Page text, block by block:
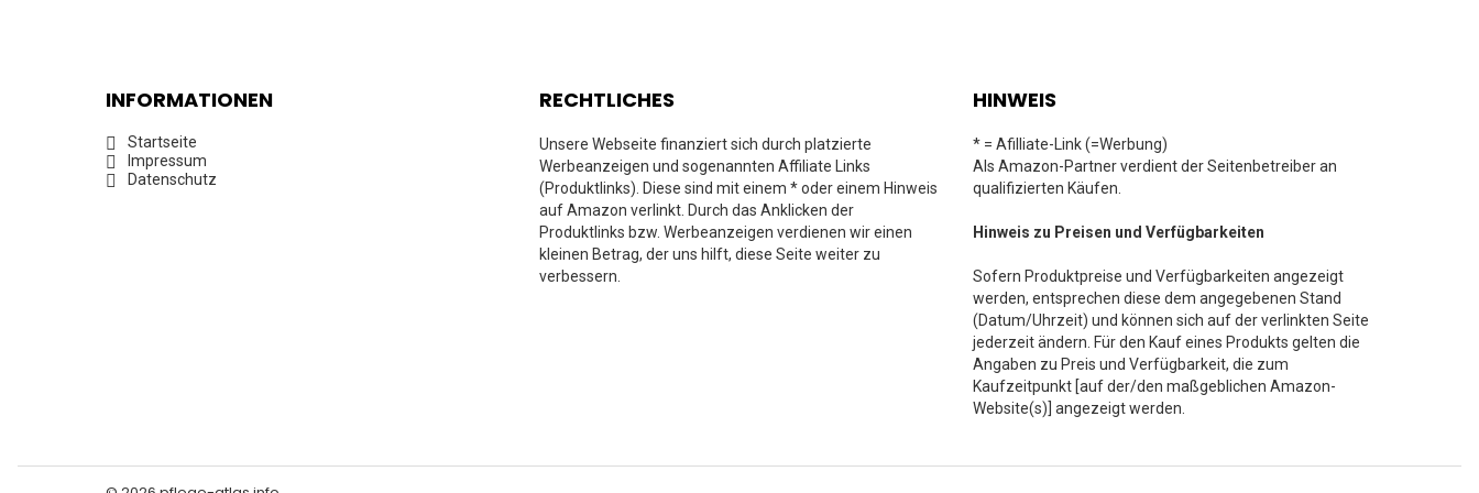
INFORMATIONEN
Startseite
Impressum
Datenschutz
RECHTLICHES
Unsere Webseite finanziert sich durch platzierte
Werbeanzeigen und sogenannten Affiliate Links
(Produktlinks). Diese sind mit einem * oder einem Hinweis
auf Amazon verlinkt. Durch das Anklicken der
Produktlinks bzw. Werbeanzeigen verdienen wir einen
kleinen Betrag, der uns hilft, diese Seite weiter zu
verbessern.
HINWEIS
* = Afilliate-Link (=Werbung)
Als Amazon-Partner verdient der Seitenbetreiber an
qualifizierten Käufen.
Hinweis zu Preisen und Verfügbarkeiten
Sofern Produktpreise und Verfügbarkeiten angezeigt
werden, entsprechen diese dem angegebenen Stand
(Datum/Uhrzeit) und können sich auf der verlinkten Seite
jederzeit ändern. Für den Kauf eines Produkts gelten die
Angaben zu Preis und Verfügbarkeit, die zum
Kaufzeitpunkt [auf der/den maßgeblichen Amazon-
Website(s)] angezeigt werden.